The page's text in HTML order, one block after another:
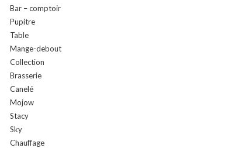
Bar – comptoir
Pupitre
Table
Mange-debout
Collection
Brasserie
Canelé
Mojow
Stacy
Sky
Chauffage